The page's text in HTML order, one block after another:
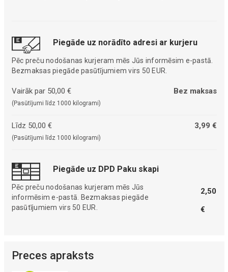
Piegāde uz norādīto adresi ar kurjeru
Pēc preču nodošanas kurjeram mēs Jūs informēsim e-pastā.
Bezmaksas piegāde pasūtījumiem virs 50 EUR.
Vairāk par 50,00 €
(Pasūtījumi līdz 1000 kilogrami)
Bez maksas
Līdz 50,00 €
(Pasūtījumi līdz 1000 kilogrami)
3,99 €
Piegāde uz DPD Paku skapi
Pēc preču nodošanas kurjeram mēs Jūs
informēsim e-pastā. Bezmaksas piegāde
pasūtījumiem virs 50 EUR.
2,50
€
Preces apraksts